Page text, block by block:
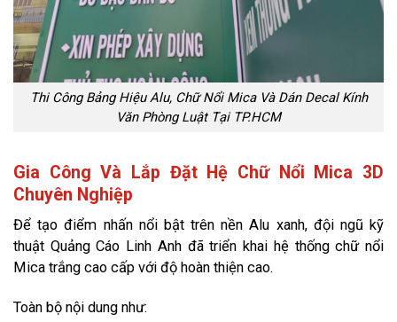
Thi Công Bảng Hiệu Alu, Chữ Nổi Mica Và Dán Decal Kính
Văn Phòng Luật Tại TP.HCM
Gia Công Và Lắp Đặt Hệ Chữ Nổi Mica 3D
Chuyên Nghiệp
Để tạo điểm nhấn nổi bật trên nền Alu xanh, đội ngũ kỹ
thuật Quảng Cáo Linh Anh đã triển khai hệ thống chữ nổi
Mica trắng cao cấp với độ hoàn thiện cao.
Toàn bộ nội dung như: